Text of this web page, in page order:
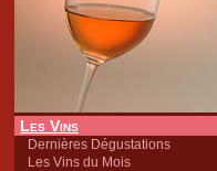
Les Vins
Dernières Dégustations
Les Vins du Mois